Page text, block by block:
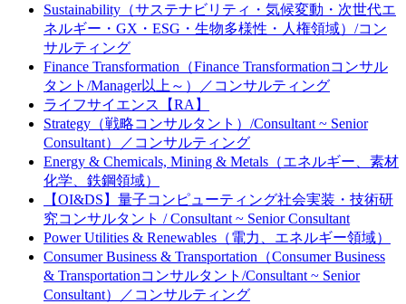
Sustainability（サステナビリティ・気候変動・次世代エ
ネルギー・GX・ESG・生物多様性・人権領域）/コン
サルティング
Finance Transformation（Finance Transformationコンサル
タント/Manager以上～）／コンサルティング
ライフサイエンス【RA】
Strategy（戦略コンサルタント）/Consultant ~ Senior
Consultant）／コンサルティング
Energy & Chemicals, Mining & Metals（エネルギー、素材
化学、鉄鋼領域）
【OI&DS】量子コンピューティング社会実装・技術研
究コンサルタント / Consultant ~ Senior Consultant
Power Utilities & Renewables（電力、エネルギー領域）
Consumer Business & Transportation（Consumer Business
& Transportationコンサルタント/Consultant ~ Senior
Consultant）／コンサルティング